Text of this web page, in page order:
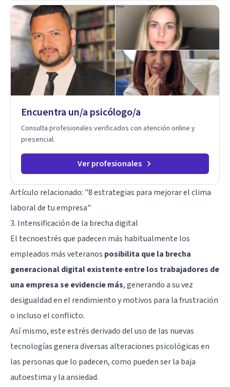
trayectoria es internacional (Argentina, Estados Unidos,
Europa y Asia). Además, colaboré como psicóloga en
Televisión Canaria, conectando con la realidad de las islas.
Mis servicios son 100% online y accesibles. Si buscas un
espacio de escucha profesional y orientado a resultados,
empecemos.
Encuentra un/a psicólogo/a
Consulta profesionales verificados con atención online y
presencial.
Ver profesionales
Artículo relacionado: "8 estrategias para mejorar el clima
laboral de tu empresa"
3. Intensificación de la brecha digital
El tecnoestrés que padecen más habitualmente los
empleados más veteranos posibilita que la brecha
generacional digital existente entre los trabajadores de
una empresa se evidencie más, generando a su vez
desigualdad en el rendimiento y motivos para la frustración
o incluso el conflicto.
Así mismo, este estrés derivado del uso de las nuevas
tecnologías genera diversas alteraciones psicológicas en
las personas que lo padecen, como pueden ser la baja
autoestima y la ansiedad.